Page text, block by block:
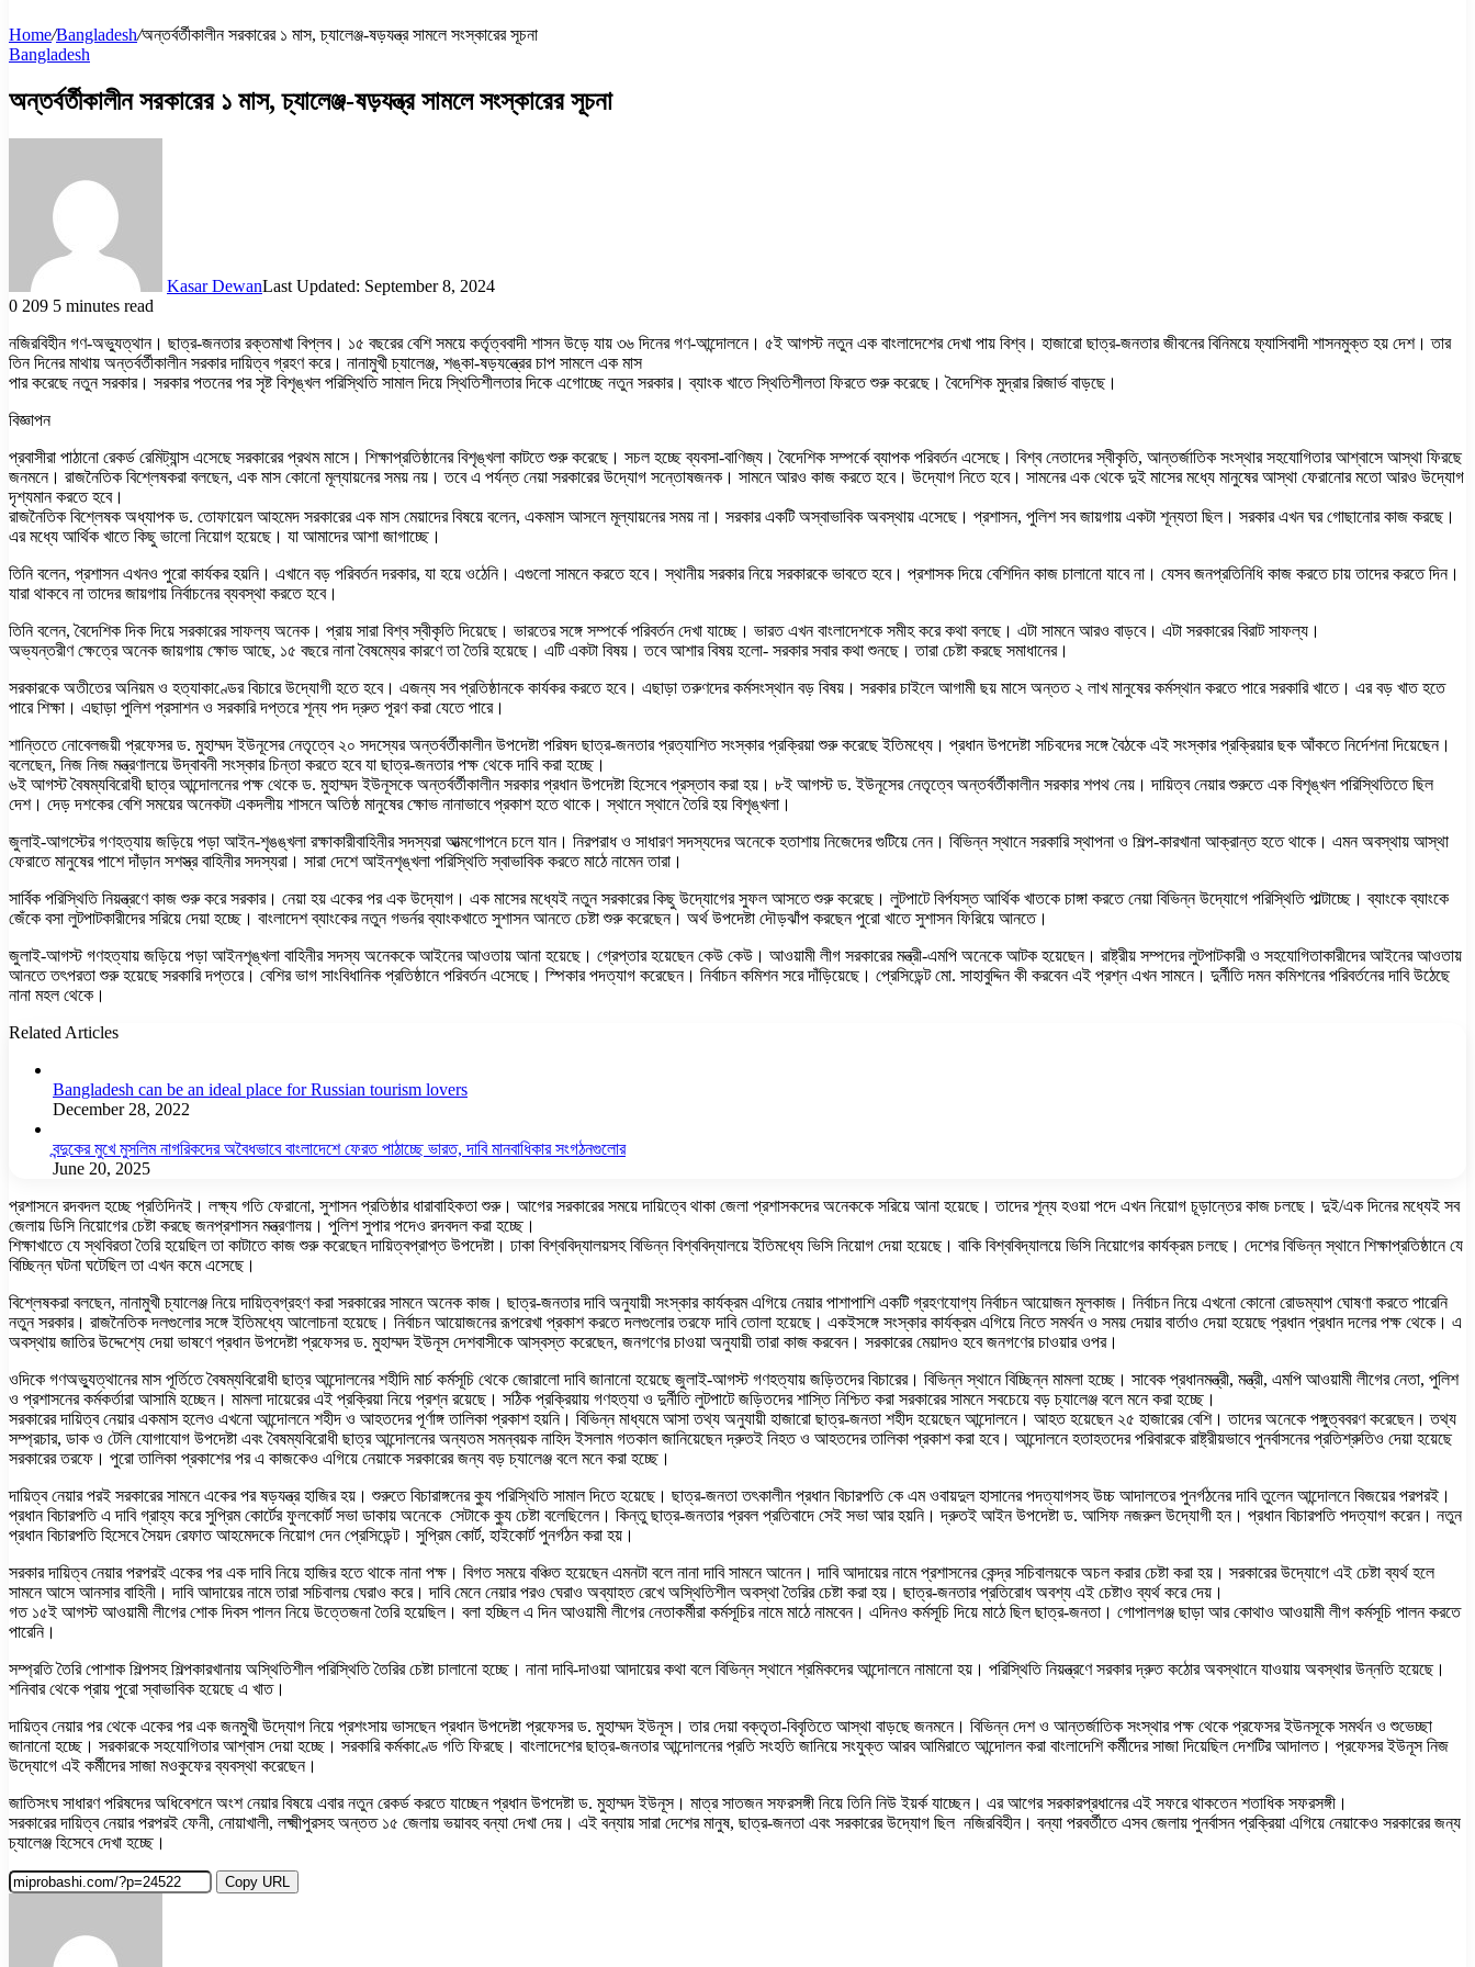
Home/Bangladesh/অন্তর্বর্তীকালীন সরকারের ১ মাস, চ্যালেঞ্জ-ষড়যন্ত্র সামলে সংস্কারের সূচনা
Bangladesh
অন্তর্বর্তীকালীন সরকারের ১ মাস, চ্যালেঞ্জ-ষড়যন্ত্র সামলে সংস্কারের সূচনা
Kasar DewanLast Updated: September 8, 2024
0 209 5 minutes read
নজিরবিহীন গণ-অভ্যুত্থান। ছাত্র-জনতার রক্তমাখা বিপ্লব। ১৫ বছরের বেশি সময়ে কর্তৃত্ববাদী শাসন উড়ে যায় ৩৬ দিনের গণ-আন্দোলনে। ৫ই আগস্ট নতুন এক বাংলাদেশের দেখা পায় বিশ্ব। হাজারো ছাত্র-জনতার জীবনের বিনিময়ে ফ্যাসিবাদী শাসনমুক্ত হয় দেশ। তার
তিন দিনের মাথায় অন্তর্বর্তীকালীন সরকার দায়িত্ব গ্রহণ করে। নানামুখী চ্যালেঞ্জ, শঙ্কা-ষড়যন্ত্রের চাপ সামলে এক মাস
পার করেছে নতুন সরকার। সরকার পতনের পর সৃষ্ট বিশৃঙ্খল পরিস্থিতি সামাল দিয়ে স্থিতিশীলতার দিকে এগোচ্ছে নতুন সরকার। ব্যাংক খাতে স্থিতিশীলতা ফিরতে শুরু করেছে। বৈদেশিক মুদ্রার রিজার্ভ বাড়ছে।
বিজ্ঞাপন
প্রবাসীরা পাঠানো রেকর্ড রেমিট্যান্স এসেছে সরকারের প্রথম মাসে। শিক্ষাপ্রতিষ্ঠানের বিশৃঙ্খলা কাটতে শুরু করেছে। সচল হচ্ছে ব্যবসা-বাণিজ্য। বৈদেশিক সম্পর্কে ব্যাপক পরিবর্তন এসেছে। বিশ্ব নেতাদের স্বীকৃতি, আন্তর্জাতিক সংস্থার সহযোগিতার আশ্বাসে আস্থা ফিরছে
জনমনে। রাজনৈতিক বিশ্লেষকরা বলছেন, এক মাস কোনো মূল্যায়নের সময় নয়। তবে এ পর্যন্ত নেয়া সরকারের উদ্যোগ সন্তোষজনক। সামনে আরও কাজ করতে হবে। উদ্যোগ নিতে হবে। সামনের এক থেকে দুই মাসের মধ্যে মানুষের আস্থা ফেরানোর মতো আরও উদ্যোগ
দৃশ্যমান করতে হবে।
রাজনৈতিক বিশ্লেষক অধ্যাপক ড. তোফায়েল আহমেদ সরকারের এক মাস মেয়াদের বিষয়ে বলেন, একমাস আসলে মূল্যায়নের সময় না। সরকার একটি অস্বাভাবিক অবস্থায় এসেছে। প্রশাসন, পুলিশ সব জায়গায় একটা শূন্যতা ছিল। সরকার এখন ঘর গোছানোর কাজ করছে।
এর মধ্যে আর্থিক খাতে কিছু ভালো নিয়োগ হয়েছে। যা আমাদের আশা জাগাচ্ছে।
তিনি বলেন, প্রশাসন এখনও পুরো কার্যকর হয়নি। এখানে বড় পরিবর্তন দরকার, যা হয়ে ওঠেনি। এগুলো সামনে করতে হবে। স্থানীয় সরকার নিয়ে সরকারকে ভাবতে হবে। প্রশাসক দিয়ে বেশিদিন কাজ চালানো যাবে না। যেসব জনপ্রতিনিধি কাজ করতে চায় তাদের করতে দিন।
যারা থাকবে না তাদের জায়গায় নির্বাচনের ব্যবস্থা করতে হবে।
তিনি বলেন, বৈদেশিক দিক দিয়ে সরকারের সাফল্য অনেক। প্রায় সারা বিশ্ব স্বীকৃতি দিয়েছে। ভারতের সঙ্গে সম্পর্কে পরিবর্তন দেখা যাচ্ছে। ভারত এখন বাংলাদেশকে সমীহ করে কথা বলছে। এটা সামনে আরও বাড়বে। এটা সরকারের বিরাট সাফল্য।
অভ্যন্তরীণ ক্ষেত্রে অনেক জায়গায় ক্ষোভ আছে, ১৫ বছরে নানা বৈষম্যের কারণে তা তৈরি হয়েছে। এটি একটা বিষয়। তবে আশার বিষয় হলো- সরকার সবার কথা শুনছে। তারা চেষ্টা করছে সমাধানের।
সরকারকে অতীতের অনিয়ম ও হত্যাকাণ্ডের বিচারে উদ্যোগী হতে হবে। এজন্য সব প্রতিষ্ঠানকে কার্যকর করতে হবে। এছাড়া তরুণদের কর্মসংস্থান বড় বিষয়। সরকার চাইলে আগামী ছয় মাসে অন্তত ২ লাখ মানুষের কর্মস্থান করতে পারে সরকারি খাতে। এর বড় খাত হতে
পারে শিক্ষা। এছাড়া পুলিশ প্রসাশন ও সরকারি দপ্তরে শূন্য পদ দ্রুত পূরণ করা যেতে পারে।
শান্তিতে নোবেলজয়ী প্রফেসর ড. মুহাম্মদ ইউনূসের নেতৃত্বে ২০ সদস্যের অন্তর্বর্তীকালীন উপদেষ্টা পরিষদ ছাত্র-জনতার প্রত্যাশিত সংস্কার প্রক্রিয়া শুরু করেছে ইতিমধ্যে। প্রধান উপদেষ্টা সচিবদের সঙ্গে বৈঠকে এই সংস্কার প্রক্রিয়ার ছক আঁকতে নির্দেশনা দিয়েছেন।
বলেছেন, নিজ নিজ মন্ত্রণালয়ে উদ্বাবনী সংস্কার চিন্তা করতে হবে যা ছাত্র-জনতার পক্ষ থেকে দাবি করা হচ্ছে।
৬ই আগস্ট বৈষম্যবিরোধী ছাত্র আন্দোলনের পক্ষ থেকে ড. মুহাম্মদ ইউনূসকে অন্তর্বর্তীকালীন সরকার প্রধান উপদেষ্টা হিসেবে প্রস্তাব করা হয়। ৮ই আগস্ট ড. ইউনূসের নেতৃত্বে অন্তর্বর্তীকালীন সরকার শপথ নেয়। দায়িত্ব নেয়ার শুরুতে এক বিশৃঙ্খল পরিস্থিতিতে ছিল
দেশ। দেড় দশকের বেশি সময়ের অনেকটা একদলীয় শাসনে অতিষ্ঠ মানুষের ক্ষোভ নানাভাবে প্রকাশ হতে থাকে। স্থানে স্থানে তৈরি হয় বিশৃঙ্খলা।
জুলাই-আগস্টের গণহত্যায় জড়িয়ে পড়া আইন-শৃঙঙ্খলা রক্ষাকারীবাহিনীর সদস্যরা আত্মগোপনে চলে যান। নিরপরাধ ও সাধারণ সদস্যদের অনেকে হতাশায় নিজেদের গুটিয়ে নেন। বিভিন্ন স্থানে সরকারি স্থাপনা ও শিল্প-কারখানা আক্রান্ত হতে থাকে। এমন অবস্থায় আস্থা
ফেরাতে মানুষের পাশে দাঁড়ান সশস্ত্র বাহিনীর সদস্যরা। সারা দেশে আইনশৃঙ্খলা পরিস্থিতি স্বাভাবিক করতে মাঠে নামেন তারা।
সার্বিক পরিস্থিতি নিয়ন্ত্রণে কাজ শুরু করে সরকার। নেয়া হয় একের পর এক উদ্যোগ। এক মাসের মধ্যেই নতুন সরকারের কিছু উদ্যোগের সুফল আসতে শুরু করেছে। লুটপাটে বির্পযস্ত আর্থিক খাতকে চাঙ্গা করতে নেয়া বিভিন্ন উদ্যোগে পরিস্থিতি পাল্টাচ্ছে। ব্যাংকে ব্যাংকে
জেঁকে বসা লুটপাটকারীদের সরিয়ে দেয়া হচ্ছে। বাংলাদেশ ব্যাংকের নতুন গভর্নর ব্যাংকখাতে সুশাসন আনতে চেষ্টা শুরু করেছেন। অর্থ উপদেষ্টা দৌড়ঝাঁপ করছেন পুরো খাতে সুশাসন ফিরিয়ে আনতে।
জুলাই-আগস্ট গণহত্যায় জড়িয়ে পড়া আইনশৃঙ্খলা বাহিনীর সদস্য অনেককে আইনের আওতায় আনা হয়েছে। গ্রেপ্তার হয়েছেন কেউ কেউ। আওয়ামী লীগ সরকারের মন্ত্রী-এমপি অনেকে আটক হয়েছেন। রাষ্ট্রীয় সম্পদের লুটপাটকারী ও সহযোগিতাকারীদের আইনের আওতায়
আনতে তৎপরতা শুরু হয়েছে সরকারি দপ্তরে। বেশির ভাগ সাংবিধানিক প্রতিষ্ঠানে পরিবর্তন এসেছে। স্পিকার পদত্যাগ করেছেন। নির্বাচন কমিশন সরে দাঁড়িয়েছে। প্রেসিডেন্ট মো. সাহাবুদ্দিন কী করবেন এই প্রশ্ন এখন সামনে। দুর্নীতি দমন কমিশনের পরিবর্তনের দাবি উঠেছে
নানা মহল থেকে।
Related Articles
Bangladesh can be an ideal place for Russian tourism lovers
December 28, 2022
বন্দুকের মুখে মুসলিম নাগরিকদের অবৈধভাবে বাংলাদেশে ফেরত পাঠাচ্ছে ভারত, দাবি মানবাধিকার সংগঠনগুলোর
June 20, 2025
প্রশাসনে রদবদল হচ্ছে প্রতিদিনই। লক্ষ্য গতি ফেরানো, সুশাসন প্রতিষ্ঠার ধারাবাহিকতা শুরু। আগের সরকারের সময়ে দায়িত্বে থাকা জেলা প্রশাসকদের অনেককে সরিয়ে আনা হয়েছে। তাদের শূন্য হওয়া পদে এখন নিয়োগ চূড়ান্তের কাজ চলছে। দুই/এক দিনের মধ্যেই সব
জেলায় ডিসি নিয়োগের চেষ্টা করছে জনপ্রশাসন মন্ত্রণালয়। পুলিশ সুপার পদেও রদবদল করা হচ্ছে।
শিক্ষাখাতে যে স্থবিরতা তৈরি হয়েছিল তা কাটাতে কাজ শুরু করেছেন দায়িত্বপ্রাপ্ত উপদেষ্টা। ঢাকা বিশ্ববিদ্যালয়সহ বিভিন্ন বিশ্ববিদ্যালয়ে ইতিমধ্যে ভিসি নিয়োগ দেয়া হয়েছে। বাকি বিশ্ববিদ্যালয়ে ভিসি নিয়োগের কার্যক্রম চলছে। দেশের বিভিন্ন স্থানে শিক্ষাপ্রতিষ্ঠানে যে
বিচ্ছিন্ন ঘটনা ঘটেছিল তা এখন কমে এসেছে।
বিশ্লেষকরা বলছেন, নানামুখী চ্যালেঞ্জ নিয়ে দায়িত্বগ্রহণ করা সরকারের সামনে অনেক কাজ। ছাত্র-জনতার দাবি অনুযায়ী সংস্কার কার্যক্রম এগিয়ে নেয়ার পাশাপাশি একটি গ্রহণযোগ্য নির্বাচন আয়োজন মূলকাজ। নির্বাচন নিয়ে এখনো কোনো রোডম্যাপ ঘোষণা করতে পারেনি
নতুন সরকার। রাজনৈতিক দলগুলোর সঙ্গে ইতিমধ্যে আলোচনা হয়েছে। নির্বাচন আয়োজনের রূপরেখা প্রকাশ করতে দলগুলোর তরফে দাবি তোলা হয়েছে। একইসঙ্গে সংস্কার কার্যক্রম এগিয়ে নিতে সমর্থন ও সময় দেয়ার বার্তাও দেয়া হয়েছে প্রধান প্রধান দলের পক্ষ থেকে। এ
অবস্থায় জাতির উদ্দেশ্যে দেয়া ভাষণে প্রধান উপদেষ্টা প্রফেসর ড. মুহাম্মদ ইউনূস দেশবাসীকে আস্বস্ত করেছেন, জনগণের চাওয়া অনুযায়ী তারা কাজ করবেন। সরকারের মেয়াদও হবে জনগণের চাওয়ার ওপর।
ওদিকে গণঅভ্যুত্থানের মাস পূর্তিতে বৈষম্যবিরোধী ছাত্র আন্দোলনের শহীদি মার্চ কর্মসূচি থেকে জোরালো দাবি জানানো হয়েছে জুলাই-আগস্ট গণহত্যায় জড়িতদের বিচারের। বিভিন্ন স্থানে বিচ্ছিন্ন মামলা হচ্ছে। সাবেক প্রধানমন্ত্রী, মন্ত্রী, এমপি আওয়ামী লীগের নেতা, পুলিশ
ও প্রশাসনের কর্মকর্তারা আসামি হচ্ছেন। মামলা দায়েরের এই প্রক্রিয়া নিয়ে প্রশ্ন রয়েছে। সঠিক প্রক্রিয়ায় গণহত্যা ও দুর্নীতি লুটপাটে জড়িতদের শাস্তি নিশ্চিত করা সরকারের সামনে সবচেয়ে বড় চ্যালেঞ্জ বলে মনে করা হচ্ছে।
সরকারের দায়িত্ব নেয়ার একমাস হলেও এখনো আন্দোলনে শহীদ ও আহতদের পূর্ণাঙ্গ তালিকা প্রকাশ হয়নি। বিভিন্ন মাধ্যমে আসা তথ্য অনুযায়ী হাজারো ছাত্র-জনতা শহীদ হয়েছেন আন্দোলনে। আহত হয়েছেন ২৫ হাজারের বেশি। তাদের অনেকে পঙ্গুত্ববরণ করেছেন। তথ্য
সম্প্রচার, ডাক ও টেলি যোগাযোগ উপদেষ্টা এবং বৈষম্যবিরোধী ছাত্র আন্দোলনের অন্যতম সমন্বয়ক নাহিদ ইসলাম গতকাল জানিয়েছেন দ্রুতই নিহত ও আহতদের তালিকা প্রকাশ করা হবে। আন্দোলনে হতাহতদের পরিবারকে রাষ্ট্রীয়ভাবে পুনর্বাসনের প্রতিশ্রুতিও দেয়া হয়েছে
সরকারের তরফে। পুরো তালিকা প্রকাশের পর এ কাজকেও এগিয়ে নেয়াকে সরকারের জন্য বড় চ্যালেঞ্জ বলে মনে করা হচ্ছে।
দায়িত্ব নেয়ার পরই সরকারের সামনে একের পর ষড়যন্ত্র হাজির হয়। শুরুতে বিচারাঙ্গনের ক্যু পরিস্থিতি সামাল দিতে হয়েছে। ছাত্র-জনতা তৎকালীন প্রধান বিচারপতি কে এম ওবায়দুল হাসানের পদত্যাগসহ উচ্চ আদালতের পুনর্গঠনের দাবি তুলেন আন্দোলনে বিজয়ের পরপরই।
প্রধান বিচারপতি এ দাবি গ্রাহ্য করে সুপ্রিম কোর্টের ফুলকোর্ট সভা ডাকায় অনেকে সেটাকে ক্যু চেষ্টা বলেছিলেন। কিন্তু ছাত্র-জনতার প্রবল প্রতিবাদে সেই সভা আর হয়নি। দ্রুতই আইন উপদেষ্টা ড. আসিফ নজরুল উদ্যোগী হন। প্রধান বিচারপতি পদত্যাগ করেন। নতুন
প্রধান বিচারপতি হিসেবে সৈয়দ রেফাত আহমেদকে নিয়োগ দেন প্রেসিডেন্ট। সুপ্রিম কোর্ট, হাইকোর্ট পুনর্গঠন করা হয়।
সরকার দায়িত্ব নেয়ার পরপরই একের পর এক দাবি নিয়ে হাজির হতে থাকে নানা পক্ষ। বিগত সময়ে বঞ্চিত হয়েছেন এমনটা বলে নানা দাবি সামনে আনেন। দাবি আদায়ের নামে প্রশাসনের কেন্দ্র সচিবালয়কে অচল করার চেষ্টা করা হয়। সরকারের উদ্যোগে এই চেষ্টা ব্যর্থ হলে
সামনে আসে আনসার বাহিনী। দাবি আদায়ের নামে তারা সচিবালয় ঘেরাও করে। দাবি মেনে নেয়ার পরও ঘেরাও অব্যাহত রেখে অস্থিতিশীল অবস্থা তৈরির চেষ্টা করা হয়। ছাত্র-জনতার প্রতিরোধ অবশ্য এই চেষ্টাও ব্যর্থ করে দেয়।
গত ১৫ই আগস্ট আওয়ামী লীগের শোক দিবস পালন নিয়ে উত্তেজনা তৈরি হয়েছিল। বলা হচ্ছিল এ দিন আওয়ামী লীগের নেতাকর্মীরা কর্মসূচির নামে মাঠে নামবেন। এদিনও কর্মসূচি দিয়ে মাঠে ছিল ছাত্র-জনতা। গোপালগঞ্জ ছাড়া আর কোথাও আওয়ামী লীগ কর্মসূচি পালন করতে
পারেনি।
সম্প্রতি তৈরি পোশাক শিল্পসহ শিল্পকারখানায় অস্থিতিশীল পরিস্থিতি তৈরির চেষ্টা চালানো হচ্ছে। নানা দাবি-দাওয়া আদায়ের কথা বলে বিভিন্ন স্থানে শ্রমিকদের আন্দোলনে নামানো হয়। পরিস্থিতি নিয়ন্ত্রণে সরকার দ্রুত কঠোর অবস্থানে যাওয়ায় অবস্থার উন্নতি হয়েছে।
শনিবার থেকে প্রায় পুরো স্বাভাবিক হয়েছে এ খাত।
দায়িত্ব নেয়ার পর থেকে একের পর এক জনমুখী উদ্যোগ নিয়ে প্রশংসায় ভাসছেন প্রধান উপদেষ্টা প্রফেসর ড. মুহাম্মদ ইউনূস। তার দেয়া বক্তৃতা-বিবৃতিতে আস্থা বাড়ছে জনমনে। বিভিন্ন দেশ ও আন্তর্জাতিক সংস্থার পক্ষ থেকে প্রফেসর ইউনসূকে সমর্থন ও শুভেচ্ছা
জানানো হচ্ছে। সরকারকে সহযোগিতার আশ্বাস দেয়া হচ্ছে। সরকারি কর্মকাণ্ডে গতি ফিরছে। বাংলাদেশের ছাত্র-জনতার আন্দোলনের প্রতি সংহতি জানিয়ে সংযুক্ত আরব আমিরাতে আন্দোলন করা বাংলাদেশি কর্মীদের সাজা দিয়েছিল দেশটির আদালত। প্রফেসর ইউনূস নিজ
উদ্যোগে এই কর্মীদের সাজা মওকুফের ব্যবস্থা করেছেন।
জাতিসংঘ সাধারণ পরিষদের অধিবেশনে অংশ নেয়ার বিষয়ে এবার নতুন রেকর্ড করতে যাচ্ছেন প্রধান উপদেষ্টা ড. মুহাম্মদ ইউনূস। মাত্র সাতজন সফরসঙ্গী নিয়ে তিনি নিউ ইয়র্ক যাচ্ছেন। এর আগের সরকারপ্রধানের এই সফরে থাকতেন শতাধিক সফরসঙ্গী।
সরকারের দায়িত্ব নেয়ার পরপরই ফেনী, নোয়াখালী, লক্ষ্মীপুরসহ অন্তত ১৫ জেলায় ভয়াবহ বন্যা দেখা দেয়। এই বন্যায় সারা দেশের মানুষ, ছাত্র-জনতা এবং সরকারের উদ্যোগ ছিল নজিরবিহীন। বন্যা পরবর্তীতে এসব জেলায় পুনর্বাসন প্রক্রিয়া এগিয়ে নেয়াকেও সরকারের জন্য
চ্যালেঞ্জ হিসেবে দেখা হচ্ছে।
Copy URL